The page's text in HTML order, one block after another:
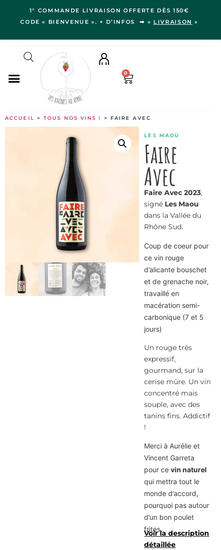
1° COMMANDE LIVRAISON OFFERTE DÈS 150€
CODE « BIENVENUE ». + D’INFOS ➡ « LIVRAISON »
RÉGIONS
IDÉES CADEAUX
NOS VIGNERON.NE.S
0
ACCUEIL >TOUS NOS VINS ! > FAIRE AVEC
LES MAOÙ
Faire
Avec
Faire Avec 2023,
signé Les Maou
dans la Vallée du
Rhône Sud.
Coup de coeur pour
ce vin rouge
d’alicante bouschet
et de grenache noir,
travaillé en
macération semi-
carbonique (7 et 5
jours)
Un rouge très
expressif,
gourmand, sur la
cerise mûre. Un vin
concentré mais
souple, avec des
tanins fins. Addictif
!
Merci à Aurélie et
Vincent Garreta
pour cevin naturel
qui mettra tout le
monde d’accord,
pourquoi pas autour
d’un bon poulet
frites.
Voir la description
détaillée